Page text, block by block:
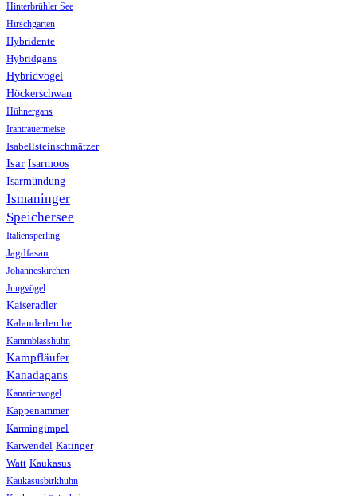
Hinterbrühler See
Hirschgarten
Hybridente
Hybridgans
Hybridvogel
Höckerschwan
Hühnergans
Irantrauermeise
Isabellsteinschmätzer
Isar Isarmoos
Isarmündung
Ismaninger
Speichersee
Italiensperling
Jagdfasan
Johanneskirchen
Jungvögel
Kaiseradler
Kalanderlerche
Kammblässhuhn
Kampfläufer
Kanadagans
Kanarienvogel
Kappenammer
Karmingimpel
Karwendel Katinger
Watt Kaukasus
Kaukasusbirkhuhn